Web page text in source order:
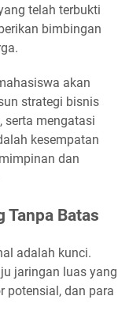
telah terbukti
bimbingan
akan
strategi bisnis
serta mengatasi
kesempatan
dan
Tanpa Batas
adalah kunci.
jaringan luas yang
potensial, dan para